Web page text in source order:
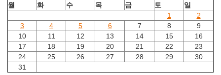
월
화 수 목 금 토
일
1
2
3
4 5 6 7 8
9
10
11 12 13 14 15
16
17
18 19 20 21 22
23
24
25 26 27 28 29
30
31